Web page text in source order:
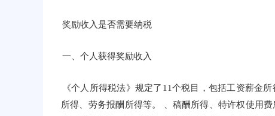
奖励收入是否需要纳税
一、个人获得奖励收入
《个人所得税法》规定了11个税目，包括工资薪金
所得、劳务报酬所得等。 、稿酬所得、特许权使用